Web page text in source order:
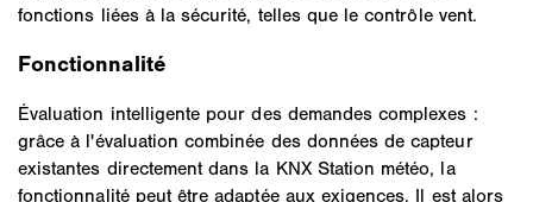
fonctions liées à la sécurité, telles que le contrôle vent.
Fonctionnalité
Évaluation intelligente pour des demandes complexes :
grâce à l'évaluation combinée des données de capteur
existantes directement dans la KNX Station météo, la
fonctionnalité peut être adaptée aux exigences. Il est alors